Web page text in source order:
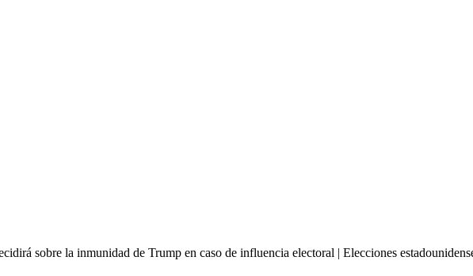
sobre la inmunidad de Trump en caso de influencia electoral | Elecciones